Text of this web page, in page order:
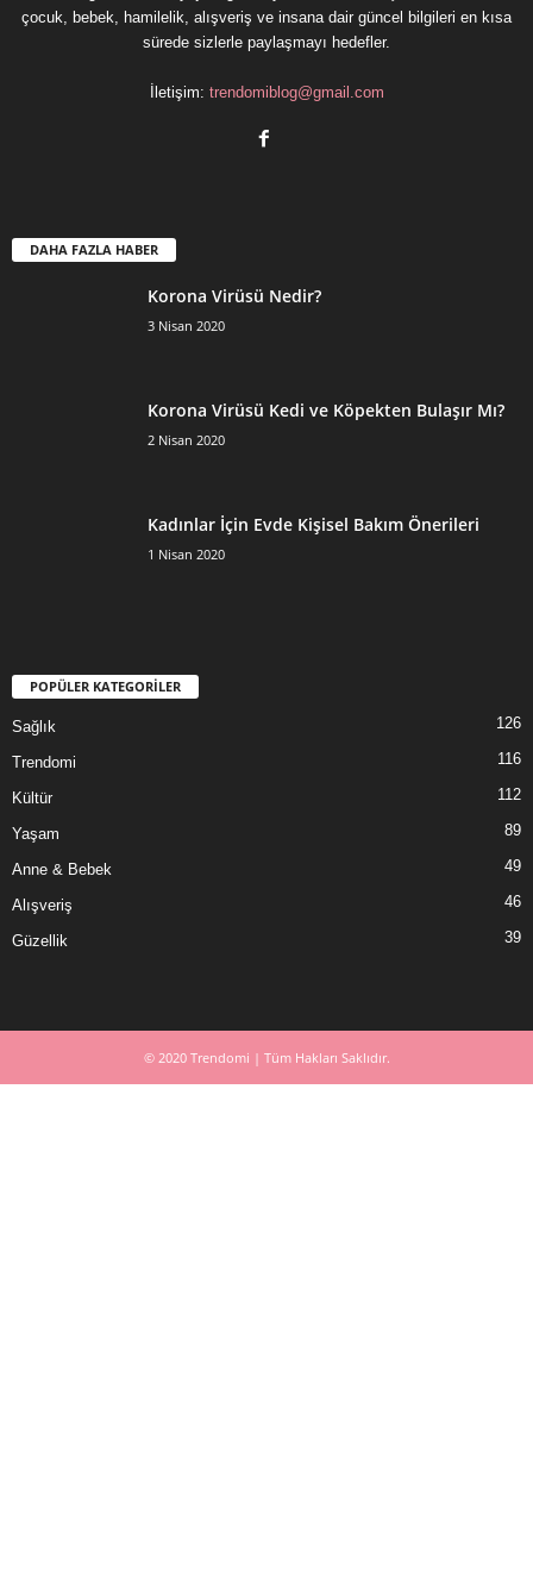
çocuk, bebek, hamilelik, alışveriş ve insana dair güncel bilgileri en kısa
sürede sizlerle paylaşmayı hedefler.
İletişim: trendomiblog@gmail.com
DAHA FAZLA HABER
Korona Virüsü Nedir?
3 Nisan 2020
Korona Virüsü Kedi ve Köpekten Bulaşır Mı?
2 Nisan 2020
Kadınlar İçin Evde Kişisel Bakım Önerileri
1 Nisan 2020
POPÜLER KATEGORİLER
Sağlık 126
Trendomi 116
Kültür 112
Yaşam 89
Anne & Bebek 49
Alışveriş 46
Güzellik 39
© 2020 Trendomi | Tüm Hakları Saklıdır.